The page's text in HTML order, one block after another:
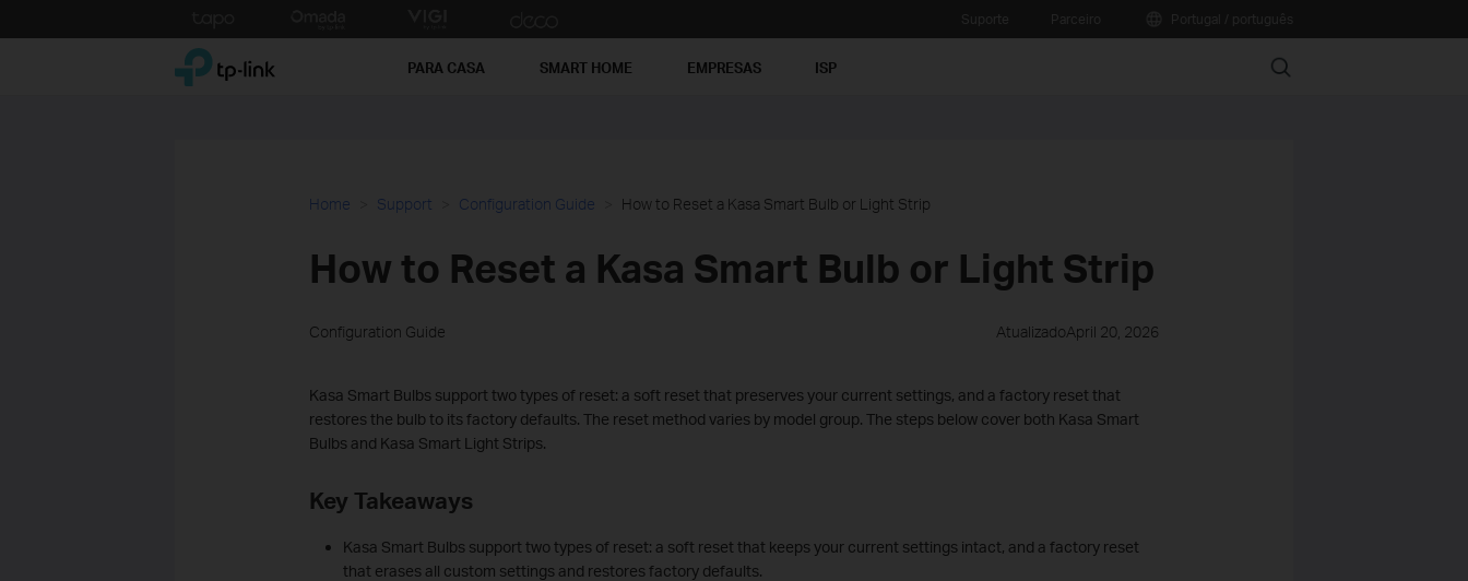
to
TP-Link, Reliably Smart PARA CASA SMART HOME EMPRESAS ISP Search
Home Support Configuration Guide How to Reset a Kasa Smart Bulb or Light Strip
How to Reset a Kasa Smart Bulb or Light Strip
Configuration Guide AtualizadoApril 20, 2026
Kasa Smart Bulbs support two types of reset: a soft reset that preserves your current settings, and a factory reset that
restores the bulb to its factory defaults. The reset method varies by model group. The steps below cover both Kasa Smart
Bulbs and Kasa Smart Light Strips.
Key Takeaways
Kasa Smart Bulbs support two types of reset: a soft reset that keeps your current settings intact, and a factory reset
that erases all custom settings and restores factory defaults.